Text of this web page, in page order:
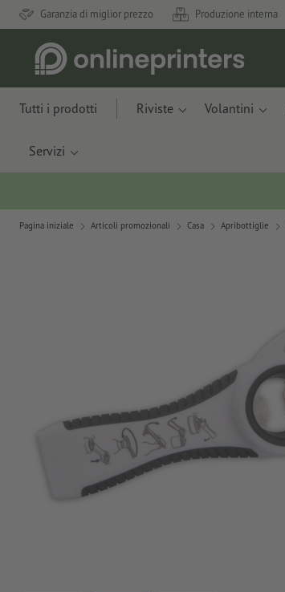
Garanzia di miglior prezzo Produzione interna
Tutti i prodotti Riviste Volantini
Servizi
Pagina iniziale Articoli promozionali Casa Apribottiglie